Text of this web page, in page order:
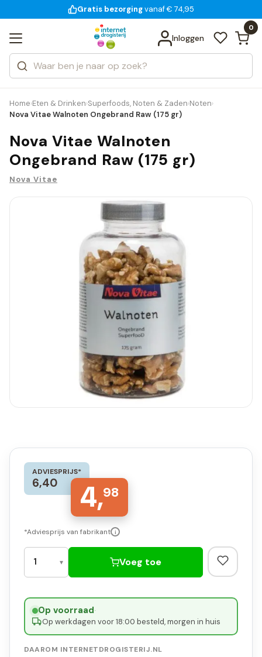
voor 18:00 uur besteld
Gratis bezorging
14 dagen bedenktijd
Inloggen
0
Zoeken
Categorieën
Merken
Bekijk alle resultaten
Home›Eten & Drinken›Superfoods, Noten & Zaden›Noten›
Nova Vitae Walnoten Ongebrand Raw (175 gr)
Nova Vitae Walnoten
Ongebrand Raw (175 gr)
Nova Vitae
ADVIESPRIJS*
6,40 4,98
*Adviesprijs van fabrikant i
Voeg toe
Op voorraad·
Op werkdagen voor 18:00 besteld, morgen in huis
DAAROM INTERNETDROGISTERIJ.NL